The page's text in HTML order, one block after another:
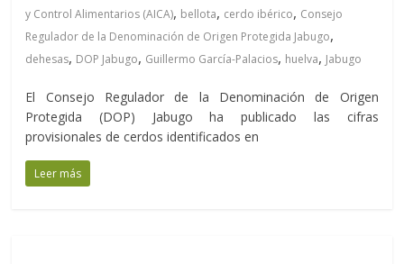
y Control Alimentarios (AICA), bellota, cerdo ibérico, Consejo
Regulador de la Denominación de Origen Protegida Jabugo,
dehesas, DOP Jabugo, Guillermo García-Palacios, huelva, Jabugo
El Consejo Regulador de la Denominación de Origen
Protegida (DOP) Jabugo ha publicado las cifras
provisionales de cerdos identificados en
Leer más